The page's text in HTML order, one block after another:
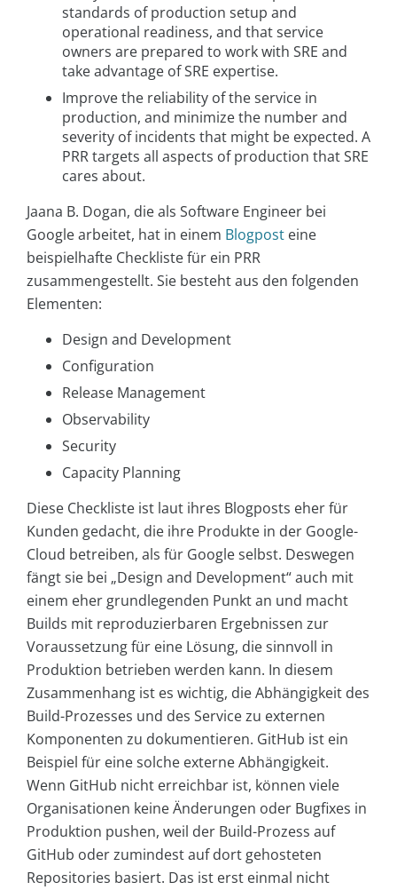
standards of production setup and
operational readiness, and that service
owners are prepared to work with SRE and
take advantage of SRE expertise.
Improve the reliability of the service in
production, and minimize the number and
severity of incidents that might be expected. A
PRR targets all aspects of production that SRE
cares about.
Jaana B. Dogan, die als Software Engineer bei
Google arbeitet, hat in einem Blogpost eine
beispielhafte Checkliste für ein PRR
zusammengestellt. Sie besteht aus den folgenden
Elementen:
Design and Development
Configuration
Release Management
Observability
Security
Capacity Planning
Diese Checkliste ist laut ihres Blogposts eher für
Kunden gedacht, die ihre Produkte in der Google-
Cloud betreiben, als für Google selbst. Deswegen
fängt sie bei „Design and Development“ auch mit
einem eher grundlegenden Punkt an und macht
Builds mit reproduzierbaren Ergebnissen zur
Voraussetzung für eine Lösung, die sinnvoll in
Produktion betrieben werden kann. In diesem
Zusammenhang ist es wichtig, die Abhängigkeit des
Build-Prozesses und des Service zu externen
Komponenten zu dokumentieren. GitHub ist ein
Beispiel für eine solche externe Abhängigkeit.
Wenn GitHub nicht erreichbar ist, können viele
Organisationen keine Änderungen oder Bugfixes in
Produktion pushen, weil der Build-Prozess auf
GitHub oder zumindest auf dort gehosteten
Repositories basiert. Das ist erst einmal nicht